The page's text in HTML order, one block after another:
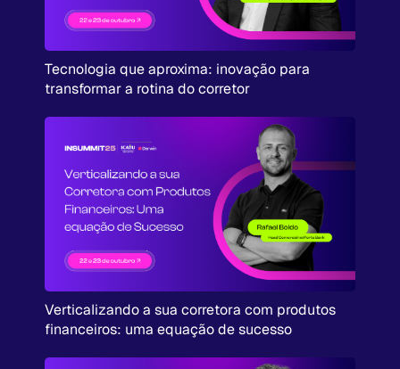
Tecnologia que aproxima: inovação para
transformar a rotina do corretor
Verticalizando a sua corretora com produtos
financeiros: uma equação de sucesso